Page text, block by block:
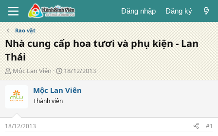
Đăng nhập Đăng ký
Rao vặt
Nhà cung cấp hoa tươi và phụ kiện - Lan
Thái
T
á
g
ả
Mộc Lan Viên
N
g
à
g
18/12/2013
Mộc Lan Viên
Thành viên
18/12/2013 #1